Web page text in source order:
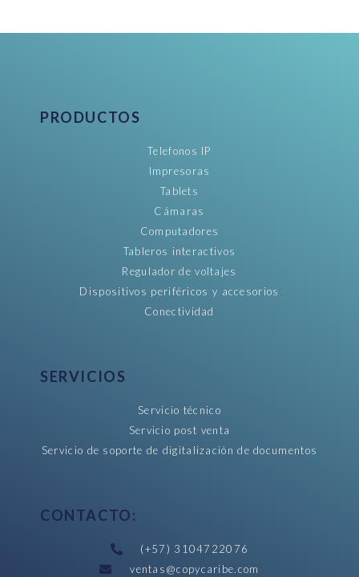
PRODUCTOS
Telefonos IP
Impresoras
Tablets
Cámaras
Computadores
Tableros interactivos
Regulador de voltajes
Dispositivos periféricos y accesorios
Conectividad
SERVICIOS
Servicio técnico
Servicio post venta
Servicio de soporte de digitalización de documentos
CONTACTO:
(+57) 3104722076
ventas@copycaribe.com